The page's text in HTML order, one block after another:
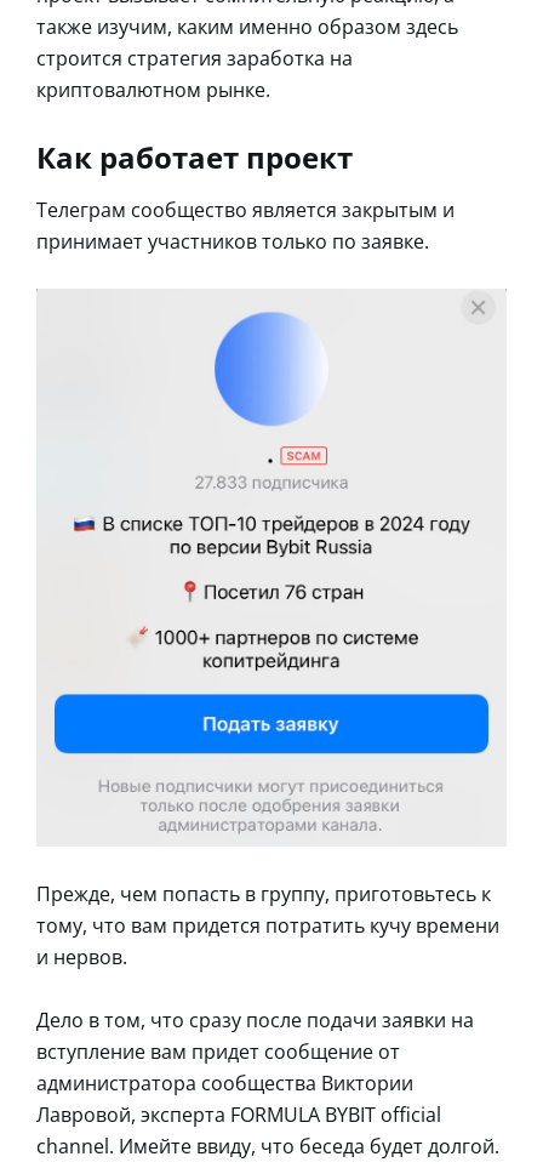
также изучим, каким именно образом здесь
строится стратегия заработка на
криптовалютном рынке.
Как работает проект
Телеграм сообщество является закрытым и
принимает участников только по заявке.
Прежде, чем попасть в группу, приготовьтесь к
тому, что вам придется потратить кучу времени
и нервов.
Дело в том, что сразу после подачи заявки на
вступление вам придет сообщение от
администратора сообщества Виктории
Лавровой, эксперта FORMULA BYBIT official
channel. Имейте ввиду, что беседа будет долгой.